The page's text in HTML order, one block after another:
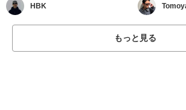
HBK
もっと見る